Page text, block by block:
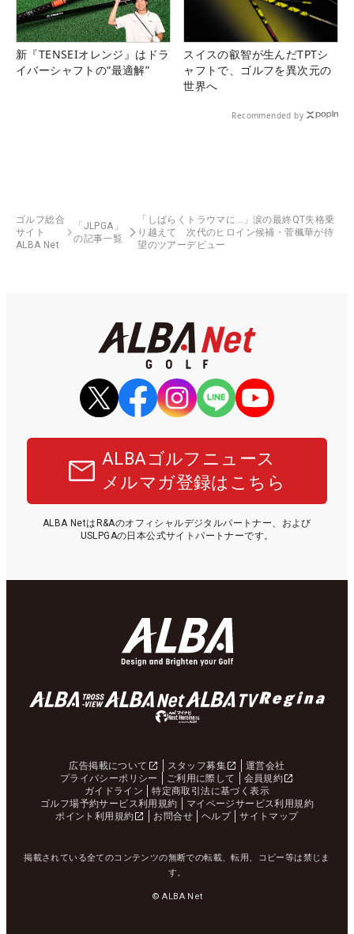
新『TENSEIオレンジ』はドラ
イバーシャフトの“最適解”
スイスの叡智が生んだTPTシ
ャフトで、ゴルフを異次元の
世界へ
Recommended by
ゴルフ総合
サイト
ALBA Net
「JLPGA」
の記事一覧
「しばらくトラウマに…」涙の最終QT失格乗
り越えて 次代のヒロイン候補・菅楓華が待
望のツアーデビュー
ALBAゴルフニュース
メルマガ登録はこちら
ALBA NetはR&Aのオフィシャルデジタルパートナー、および
USLPGAの日本公式サイトパートナーです。
広告掲載について スタッフ募集
運営会社
プライバシーポリシー
ご利用に際して
会員規約
ガイドライン
特定商取引法に基づく表示
ゴルフ場予約サービス利用規約
マイページサービス利用規約
ポイント利用規約
お問合せ ヘルプ サイトマップ
掲載されている全てのコンテンツの無断での転載、転用、コピー等は禁じま
す。
© ALBA Net